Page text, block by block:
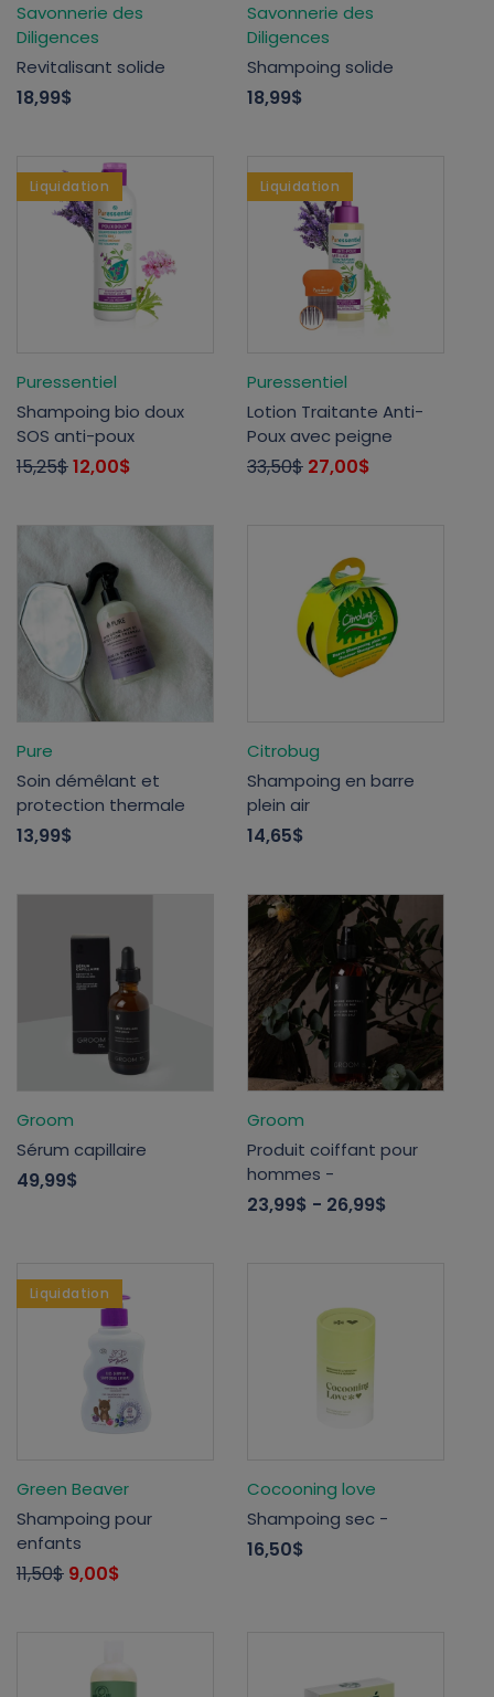
Savonnerie des
Diligences
Revitalisant solide
18,99$
Savonnerie des
Diligences
Shampoing solide
18,99$
Liquidation
Puressentiel
Shampoing bio doux
SOS anti-poux
15,25$12,00$
Liquidation
Puressentiel
Lotion Traitante Anti-
Poux avec peigne
33,50$ 27,00$
Pure
Soin démêlant et
protection thermale
13,99$
Citrobug
Shampoing en barre
plein air
14,65$
Groom
Sérum capillaire
49,99$
Groom
Produit coiffant pour
hommes -
23,99$ - 26,99$
Liquidation
Green Beaver
Shampoing pour
enfants
11,50$ 9,00$
Cocooning love
Shampoing sec -
16,50$